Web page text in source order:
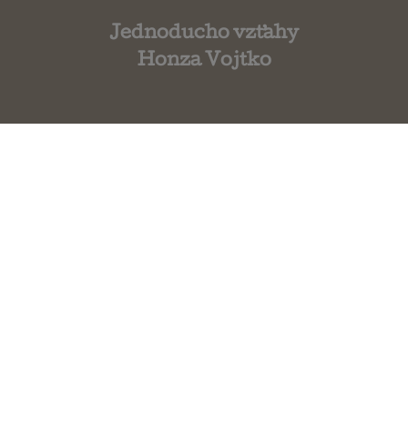
Jednoducho vzťahy
Honza Vojtko